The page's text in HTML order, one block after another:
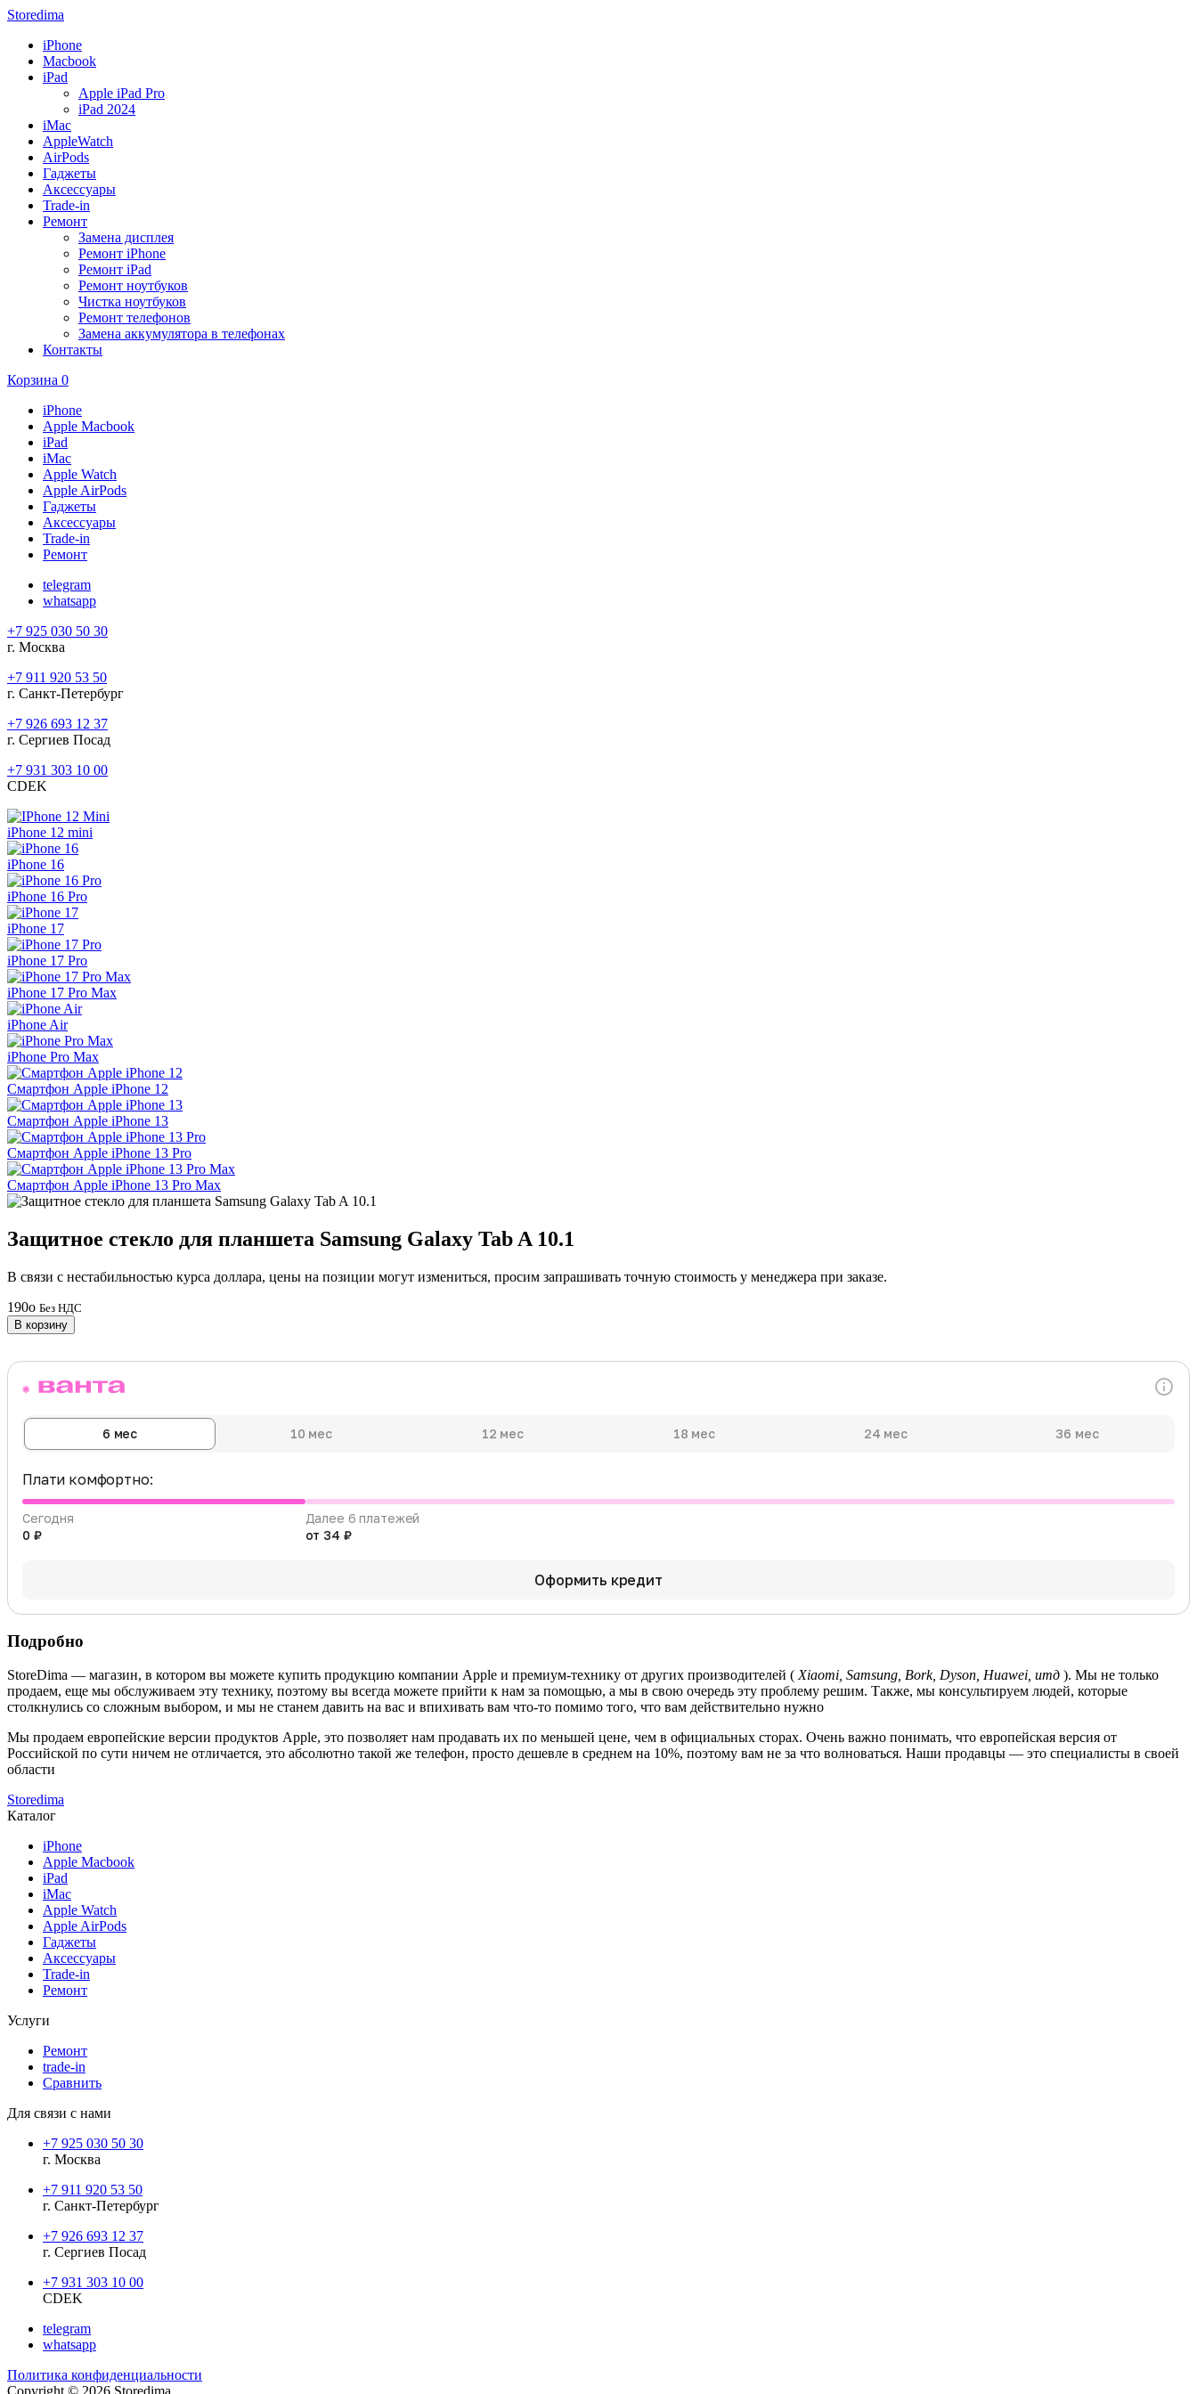
Storedima
iPhone
Macbook
iPad
Apple iPad Pro
iPad 2024
iMac
AppleWatch
AirPods
Гаджеты
Аксессуары
Trade-in
Ремонт
Замена дисплея
Ремонт iPhone
Ремонт iPad
Ремонт ноутбуков
Чистка ноутбуков
Ремонт телефонов
Замена аккумулятора в телефонах
Контакты
Корзина 0
iPhone
Apple Macbook
iPad
iMac
Apple Watch
Apple AirPods
Гаджеты
Аксессуары
Trade-in
Ремонт
telegram
whatsapp
+7 925 030 50 30
г. Москва
+7 911 920 53 50
г. Санкт-Петербург
+7 926 693 12 37
г. Сергиев Посад
+7 931 303 10 00
CDEK
iPhone 12 mini
iPhone 16
iPhone 16 Pro
iPhone 17
iPhone 17 Pro
iPhone 17 Pro Max
iPhone Air
iPhone Pro Max
Смартфон Apple iPhone 12
Смартфон Apple iPhone 13
Смартфон Apple iPhone 13 Pro
Смартфон Apple iPhone 13 Pro Max
Защитное стекло для планшета Samsung Galaxy Tab A 10.1
В связи с нестабильностью курса доллара, цены на позиции могут измениться, просим запрашивать точную стоимость у менеджера при заказе.
190o Без НДС
В корзину
6 мес 10 мес 12 мес 18 мес 24 мес 36 мес
Плати комфортно:
Сегодня
0 ₽
Далее 6 платежей
от 34 ₽
Оформить кредит
Подробно
StoreDima — магазин, в котором вы можете купить продукцию компании Apple и премиум-технику от других производителей ( Xiaomi, Samsung, Bork, Dyson, Huawei, итд ). Мы не только
продаем, еще мы обслуживаем эту технику, поэтому вы всегда можете прийти к нам за помощью, а мы в свою очередь эту проблему решим. Также, мы консультируем людей, которые
столкнулись со сложным выбором, и мы не станем давить на вас и впихивать вам что-то помимо того, что вам действительно нужно
Мы продаем европейские версии продуктов Apple, это позволяет нам продавать их по меньшей цене, чем в официальных сторах. Очень важно понимать, что европейская версия от
Российской по сути ничем не отличается, это абсолютно такой же телефон, просто дешевле в среднем на 10%, поэтому вам не за что волноваться. Наши продавцы — это специалисты в своей
области
Storedima
Каталог
iPhone
Apple Macbook
iPad
iMac
Apple Watch
Apple AirPods
Гаджеты
Аксессуары
Trade-in
Ремонт
Услуги
Ремонт
trade-in
Сравнить
Для связи с нами
+7 925 030 50 30
г. Москва
+7 911 920 53 50
г. Санкт-Петербург
+7 926 693 12 37
г. Сергиев Посад
+7 931 303 10 00
CDEK
telegram
whatsapp
Политика конфиденциальности